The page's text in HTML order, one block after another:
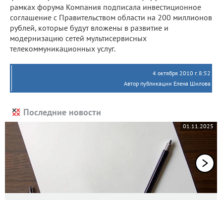
рамках форума Компания подписала инвестиционное
соглашение с Правительством области на 200 миллионов
рублей, которые будут вложены в развитие и
модернизацию сетей мультисервисных
телекоммуникационных услуг.
4 октября 2010 г. 8:52
Автор публикации Елена Шилова
Последние новости
01.11.2025